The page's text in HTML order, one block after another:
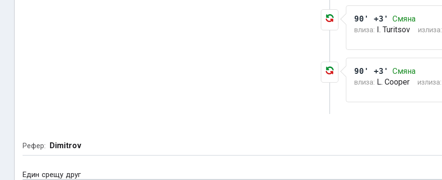
90' +3' Смяна
влиза: I. Turitsov излиза:
90' +3' Смяна
влиза: L. Cooper излиза:
Рефер: Dimitrov
Един срещу друг